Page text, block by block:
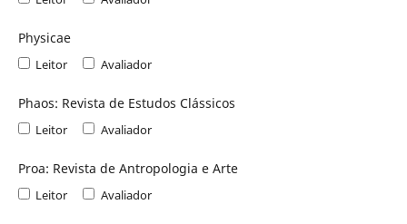
Physicae
Leitor Avaliador
Phaos: Revista de Estudos Clássicos
Leitor Avaliador
Proa: Revista de Antropologia e Arte
Leitor Avaliador